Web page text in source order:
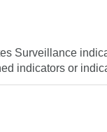
Surveillance
indicators or